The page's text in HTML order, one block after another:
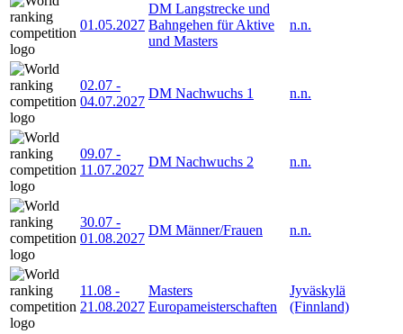
01.05.2027
DM Langstrecke und
Bahngehen für Aktive
und Masters
n.n.
02.07 -
04.07.2027
DM Nachwuchs 1 n.n.
09.07 -
11.07.2027
DM Nachwuchs 2 n.n.
30.07 -
01.08.2027
DM Männer/Frauen n.n.
11.08 -
21.08.2027
Masters
Europameisterschaften
Jyväskylä
(Finnland)